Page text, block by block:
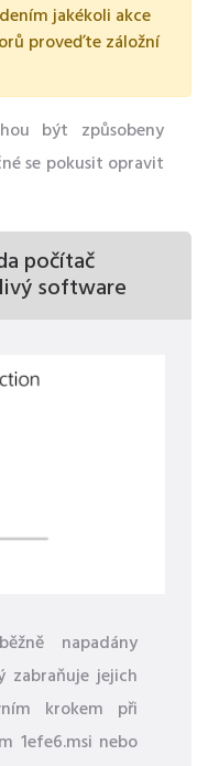
jakékoli akce
proveďte záložní
být způsobeny
se pokusit opravit
počítač
software
napadány
zabraňuje jejich
krokem při
1efe6.msi nebo